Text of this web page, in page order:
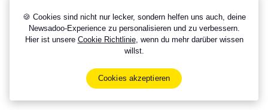
🍪 Cookies sind nicht nur lecker, sondern helfen uns auch, deine
Newsadoo-Experience zu personalisieren und zu verbessern.
Hier ist unsere Cookie Richtlinie, wenn du mehr darüber wissen
willst.
Cookies akzeptieren